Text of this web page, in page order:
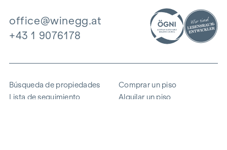
office@winegg.at
+43 1 9076178
Búsqueda de propiedades
Lista de seguimiento
Comprar un piso
Alquilar un piso